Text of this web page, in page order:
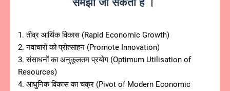
1. तीव्र आर्थिक विकास (Rapid Economic Growth)
2. नवाचारों को प्रोत्साहन (Promote Innovation)
3. संसाधनों का अनुकूलतम प्रयोग (Optimum Utilisation of
Resources)
4. आधुनिक विकास का चक्र (Pivot of Modern Economic